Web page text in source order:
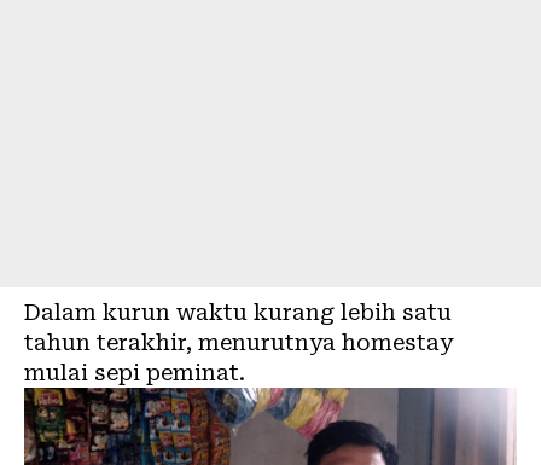
Dalam kurun waktu kurang lebih satu
tahun terakhir, menurutnya homestay
mulai sepi peminat.